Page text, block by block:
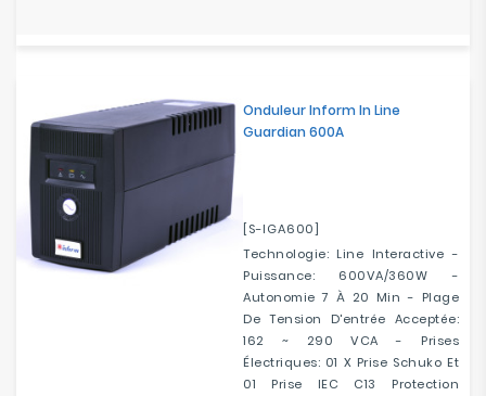
Onduleur Inform In Line
Guardian 600A
[S-IGA600]
Technologie: Line Interactive -
Puissance: 600VA/360W -
Autonomie 7 À 20 Min - Plage
De Tension D'entrée Acceptée:
162 ~ 290 VCA - Prises
Électriques: 01 X Prise Schuko Et
01 Prise IEC C13 Protection